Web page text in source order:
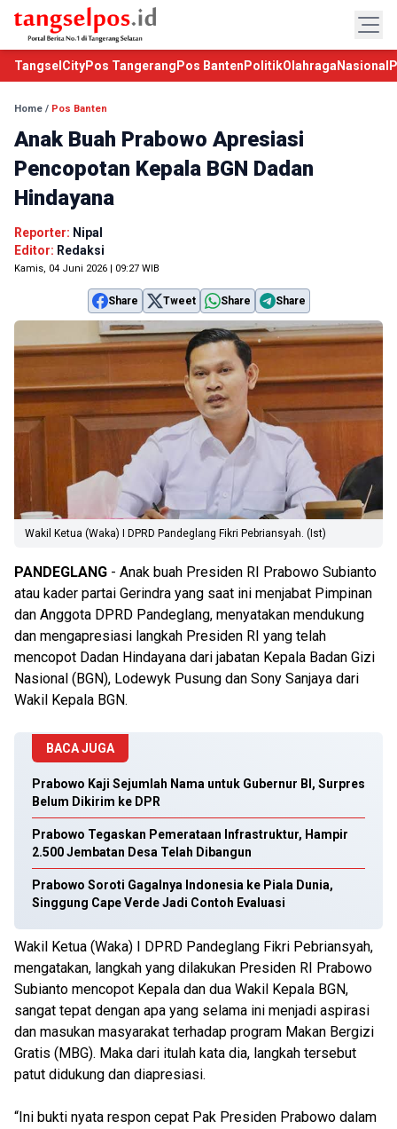
TangselCityPos Tangerang Pos Banten PolitikOlahraga Nasional
Home / Pos Banten
Anak Buah Prabowo Apresiasi
Pencopotan Kepala BGN Dadan
Hindayana
Reporter: Nipal
Editor: Redaksi
Kamis, 04 Juni 2026 | 09:27 WIB
Share Tweet Share Share
Wakil Ketua (Waka) I DPRD Pandeglang Fikri Pebriansyah. (Ist)
PANDEGLANG - Anak buah Presiden RI Prabowo Subianto
atau kader partai Gerindra yang saat ini menjabat Pimpinan
dan Anggota DPRD Pandeglang, menyatakan mendukung
dan mengapresiasi langkah Presiden RI yang telah
mencopot Dadan Hindayana dari jabatan Kepala Badan Gizi
Nasional (BGN), Lodewyk Pusung dan Sony Sanjaya dari
Wakil Kepala BGN.
BACA JUGA
Prabowo Kaji Sejumlah Nama untuk Gubernur BI, Surpres
Belum Dikirim ke DPR
Prabowo Tegaskan Pemerataan Infrastruktur, Hampir
2.500 Jembatan Desa Telah Dibangun
Prabowo Soroti Gagalnya Indonesia ke Piala Dunia,
Singgung Cape Verde Jadi Contoh Evaluasi
Wakil Ketua (Waka) I DPRD Pandeglang Fikri Pebriansyah,
mengatakan, langkah yang dilakukan Presiden RI Prabowo
Subianto mencopot Kepala dan dua Wakil Kepala BGN,
sangat tepat dengan apa yang selama ini menjadi aspirasi
dan masukan masyarakat terhadap program Makan Bergizi
Gratis (MBG). Maka dari itulah kata dia, langkah tersebut
patut didukung dan diapresiasi.
“Ini bukti nyata respon cepat Pak Presiden Prabowo dalam